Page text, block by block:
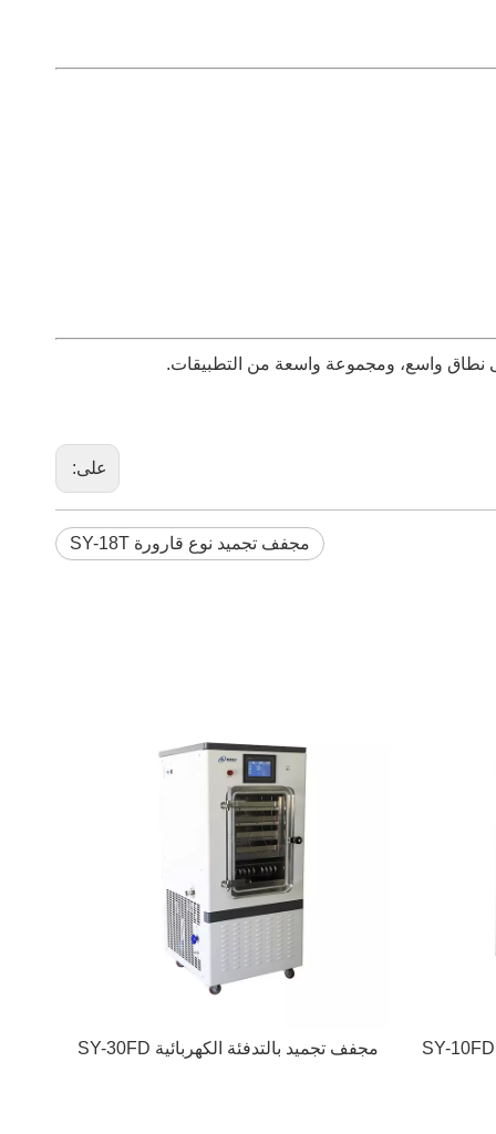
نطاق واسع، ومجموعة واسعة من التطبيقات.
على:
مجفف تجميد نوع قارورة SY-18T
مجفف تجميد بالتدفئة الكهربائية SY-30FD